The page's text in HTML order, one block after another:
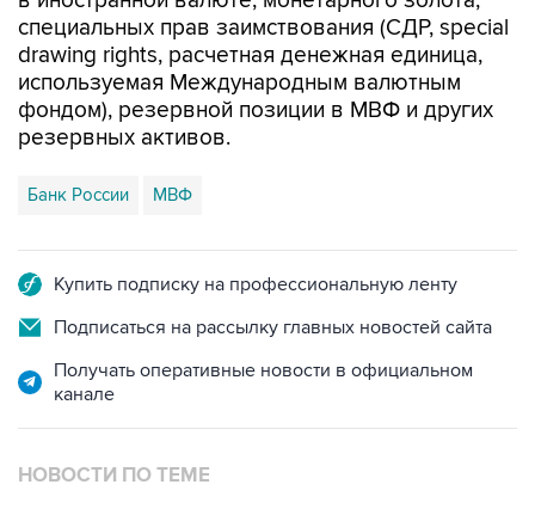
специальных прав заимствования (СДР, special
drawing rights, расчетная денежная единица,
используемая Международным валютным
фондом), резервной позиции в МВФ и других
резервных активов.
Банк России МВФ
Купить подписку на профессиональную ленту
Подписаться на рассылку главных новостей сайта
Получать оперативные новости в официальном
канале
НОВОСТИ ПО ТЕМЕ